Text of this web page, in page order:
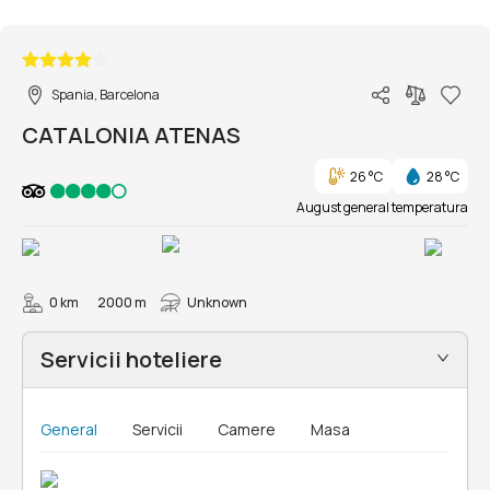
Spania, Barcelona
CATALONIA ATENAS
26 °C
28 °C
August general temperatura
0 km 2000 m Unknown
Servicii hoteliere
General Servicii Camere Masa